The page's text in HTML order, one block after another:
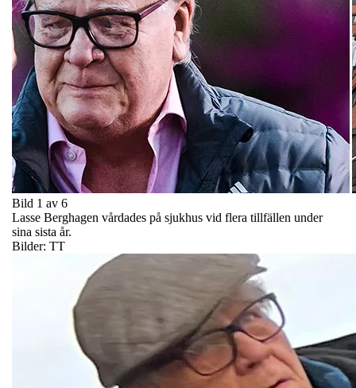
Bild 1 av 6
Lasse Berghagen vårdades på sjukhus vid flera tillfällen under
sina sista år.
Bilder: TT